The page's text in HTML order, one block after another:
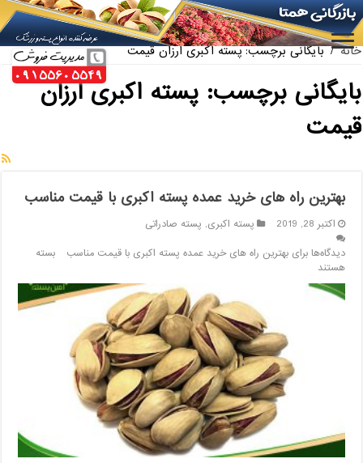
ارائه کننده بهترین پسته کله قوچی سیرجان
خانه / بایگانی برچسب: پسته اکبری ارزان قیمت
بایگانی برچسب:پسته اکبری ارزان
قیمت
بهترین راه های خرید عمده پسته اکبری با قیمت مناسب
اکتبر 28, 2019 پسته اکبری, پسته صادراتی
دیدگاه‌هابرای بهترین راه های خرید عمده پسته اکبری با قیمت مناسب
بسته
هستند